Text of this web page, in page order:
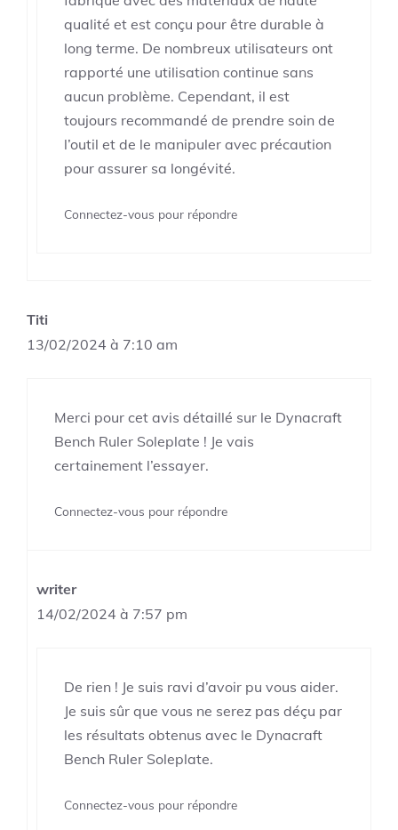
qualité et est conçu pour être durable à
long terme. De nombreux utilisateurs ont
rapporté une utilisation continue sans
aucun problème. Cependant, il est
toujours recommandé de prendre soin de
l’outil et de le manipuler avec précaution
pour assurer sa longévité.
Connectez-vous pour répondre
Titi
13/02/2024 à 7:10 am
Merci pour cet avis détaillé sur le Dynacraft
Bench Ruler Soleplate ! Je vais
certainement l’essayer.
Connectez-vous pour répondre
writer
14/02/2024 à 7:57 pm
De rien ! Je suis ravi d’avoir pu vous aider.
Je suis sûr que vous ne serez pas déçu par
les résultats obtenus avec le Dynacraft
Bench Ruler Soleplate.
Connectez-vous pour répondre